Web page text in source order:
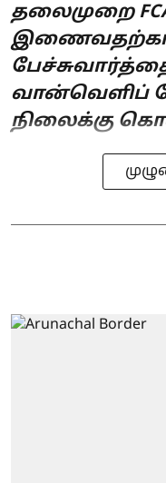
தலைமுறை
வான்வெளிப்
நிலைக்கு